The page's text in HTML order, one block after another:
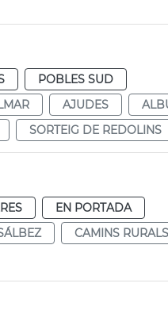
POBLES SUD
AJUDES
SORTEIG DE REDOLINS
EN PORTADA
CAMINS RURALS